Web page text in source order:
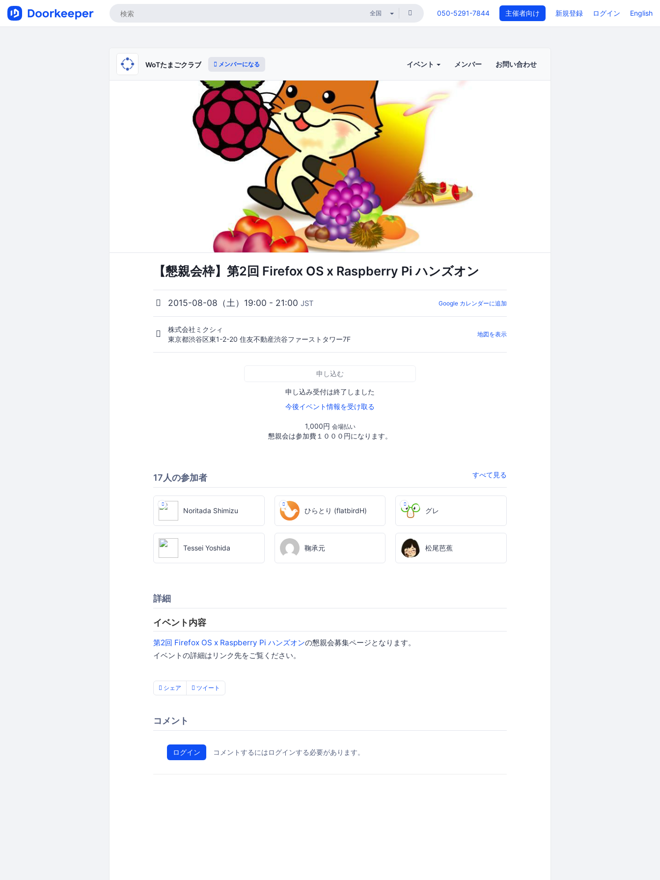
050-5291-7844 主催者向け 新規登録 ログイン English
WoTたまごクラブ メンバーになる イベント メンバー お問い合わせ
【懇親会枠】第2回 Firefox OS x Raspberry Pi ハンズオン
2015-08-08（土）19:00 - 21:00 JST Google カレンダーに追加
株式会社ミクシィ
東京都渋谷区東1-2-20 住友不動産渋谷ファーストタワー7F
地図を表示
申し込む
申し込み受付は終了しました
今後イベント情報を受け取る
1,000円 会場払い
懇親会は参加費１０００円になります。
17人の参加者 すべて見る
Noritada Shimizu ひらとり (flatbirdH) グレ
Tessei Yoshida 鞠承元 松尾芭蕉
詳細
イベント内容
第2回 Firefox OS x Raspberry Pi ハンズオンの懇親会募集ページとなります。
イベントの詳細はリンク先をご覧ください。
シェア ツイート
コメント
ログイン コメントするにはログインする必要があります。